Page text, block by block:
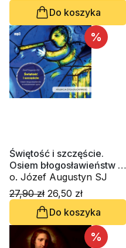
Do koszyka
%
Świętość i szczęście.
Osiem błogosławieństw w
codzienności życia (CD-
MP3-audiobook)
o. Józef Augustyn SJ
27,90 zł 26,50 zł
Do koszyka
%